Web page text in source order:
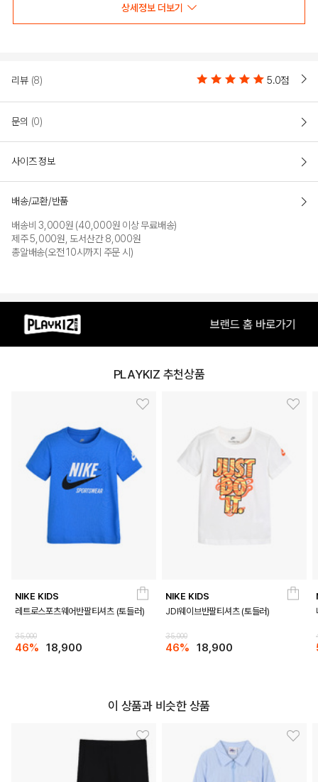
* 퓨추라 로고와 그래픽으로 포인트를 준 제품
WHITE
상세정보 더보기
리뷰 (8) 5.0점
문의 (0)
사이즈 정보
배송/교환/반품
배송비 3,000원 (40,000원 이상 무료배송)
제주 5,000원, 도서산간 8,000원
총알배송(오전 10시까지 주문 시)
PLAYKIZ 추천상품
NIKE KIDS
레트로스포츠웨어반팔티셔츠 (토들러)
35,000
46% 18,900
NIKE KIDS
JDI웨이브반팔티셔츠 (토들러)
35,000
46% 18,900
이 상품과 비슷한 상품